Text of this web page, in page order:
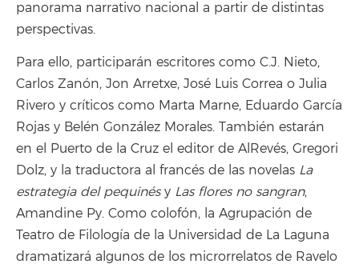
panorama narrativo nacional a partir de distintas
perspectivas.
Para ello, participarán escritores como C.J. Nieto,
Carlos Zanón, Jon Arretxe, José Luis Correa o Julia
Rivero y críticos como Marta Marne, Eduardo García
Rojas y Belén González Morales. También estarán
en el Puerto de la Cruz el editor de AlRevés, Gregori
Dolz, y la traductora al francés de las novelas La
estrategia del pequinésy Las flores no sangran,
Amandine Py. Como colofón, la Agrupación de
Teatro de Filología de la Universidad de La Laguna
dramatizará algunos de los microrrelatos de Ravelo